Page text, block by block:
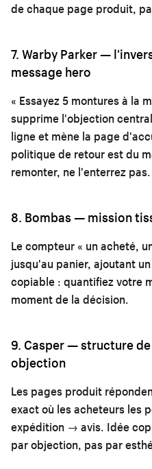
de chaque page produit,
7. Warby Parker —
message hero
« Essayez 5 montures à la
supprime l'objection
ligne et mène la page
politique de retour est du
remonter, ne l'enterrez pas.
8. Bombas — mission
Le compteur « un acheté,
jusqu'au panier, ajoutant
copiable : quantifiez votre
moment de la décision.
9. Casper — structure
objection
Les pages produit
exact où les acheteurs
expédition → avis. Idée
par objection, pas par